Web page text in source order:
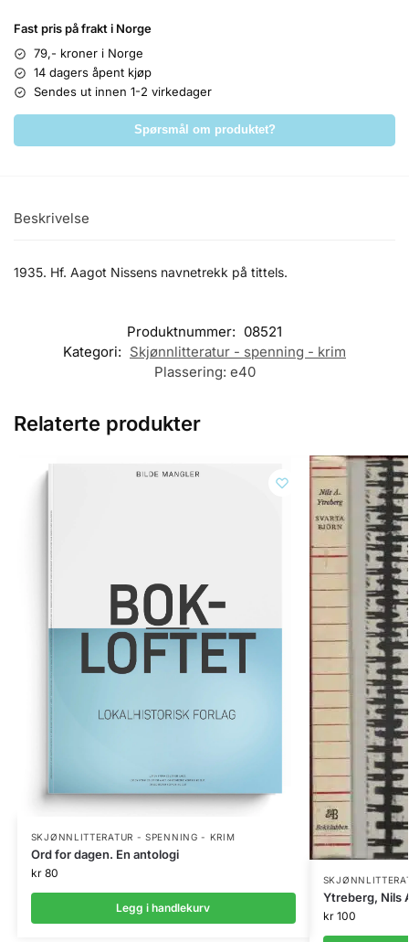
Fast pris på frakt i Norge
79,- kroner i Norge
14 dagers åpent kjøp
Sendes ut innen 1-2 virkedager
Spørsmål om produktet?
Beskrivelse
1935. Hf. Aagot Nissens navnetrekk på tittels.
Produktnummer: 08521
Kategori: Skjønnlitteratur - spenning - krim
Plassering: e40
Relaterte produkter
SKJØNNLITTERATUR - SPENNING - KRIM
Ord for dagen. En antologi
kr80
Legg i handlekurv
Ytreberg, Nils
kr100